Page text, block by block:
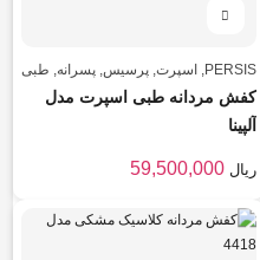
مردانه
PERSIS
, اسپرت, پرسیس, پسرانه, طبی
کفش مردانه طبی اسپرت مدل
آلپینا
59,500,000 ریال